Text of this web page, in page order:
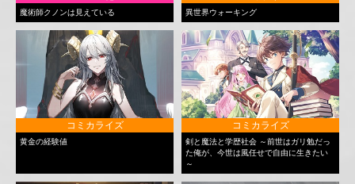
魔術師クノンは見えている 異世界ウォーキング
コミカライズ
黄金の経験値
コミカライズ
剣と魔法と学歴社会 ～前世はガリ勉だっ
た俺が、今世は風任せで自由に生きたい
～